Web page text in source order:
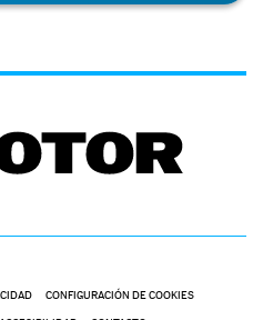
CONFIGURACIÓN DE COOKIES